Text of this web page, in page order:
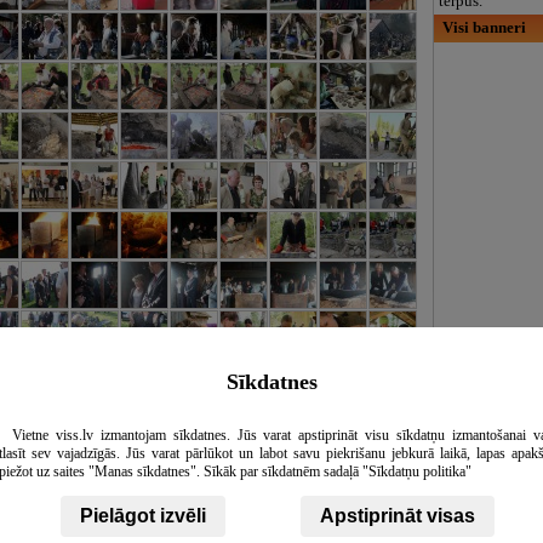
Visi banneri
Sīkdatnes
Vietne viss.lv izmantojam sīkdatnes. Jūs varat apstiprināt visu sīkdatņu izmantošanai
sev vajadzīgās. Jūs varat pārlūkot un labot savu piekrišanu jebkurā laikā, lapas
uz saites "Manas sīkdatnes". Sīkāk par sīkdatnēm sadaļā "Sīkdatņu politika"
Pielāgot izvēli Apstiprināt visas